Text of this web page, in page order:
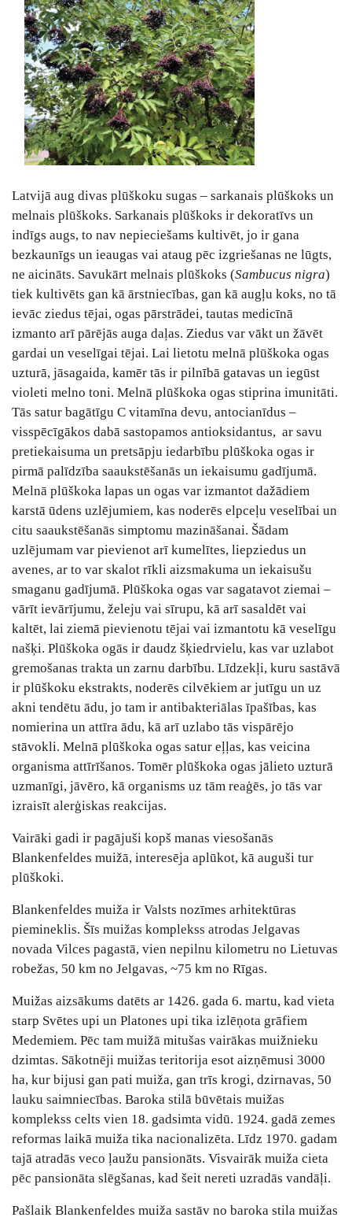
Latvijā aug divas plūškoku sugas – sarkanais plūškoks un
melnais plūškoks. Sarkanais plūškoks ir dekoratīvs un
indīgs augs, to nav nepieciešams kultivēt, jo ir gana
bezkaunīgs un ieaugas vai ataug pēc izgriešanas ne lūgts,
ne aicināts. Savukārt melnais plūškoks (Sambucus nigra)
tiek kultivēts gan kā ārstniecības, gan kā augļu koks, no tā
ievāc ziedus tējai, ogas pārstrādei, tautas medicīnā
izmanto arī pārējās auga daļas. Ziedus var vākt un žāvēt
gardai un veselīgai tējai. Lai lietotu melnā plūškoka ogas
uzturā, jāsagaida, kamēr tās ir pilnībā gatavas un iegūst
violeti melno toni. Melnā plūškoka ogas stiprina imunitāti.
Tās satur bagātīgu C vitamīna devu, antocianīdus –
visspēcīgākos dabā sastopamos antioksidantus, ar savu
pretiekaisuma un pretsāpju iedarbību plūškoka ogas ir
pirmā palīdzība saaukstēšanās un iekaisumu gadījumā.
Melnā plūškoka lapas un ogas var izmantot dažādiem
karstā ūdens uzlējumiem, kas noderēs elpceļu veselībai un
citu saaukstēšanās simptomu mazināšanai. Šādam
uzlējumam var pievienot arī kumelītes, liepziedus un
avenes, ar to var skalot rīkli aizsmakuma un iekaisušu
smaganu gadījumā. Plūškoka ogas var sagatavot ziemai –
vārīt ievārījumu, želeju vai sīrupu, kā arī sasaldēt vai
kaltēt, lai ziemā pievienotu tējai vai izmantotu kā veselīgu
našķi. Plūškoka ogās ir daudz šķiedrvielu, kas var uzlabot
gremošanas trakta un zarnu darbību. Līdzekļi, kuru sastāvā
ir plūškoku ekstrakts, noderēs cilvēkiem ar jutīgu un uz
akni tendētu ādu, jo tam ir antibakteriālas īpašības, kas
nomierina un attīra ādu, kā arī uzlabo tās vispārējo
stāvokli. Melnā plūškoka ogas satur eļļas, kas veicina
organisma attīrīšanos. Tomēr plūškoka ogas jālieto uzturā
uzmanīgi, jāvēro, kā organisms uz tām reaģēs, jo tās var
izraisīt alerģiskas reakcijas.
Vairāki gadi ir pagājuši kopš manas viesošanās
Blankenfeldes muižā, interesēja aplūkot, kā auguši tur
plūškoki.
Blankenfeldes muiža ir Valsts nozīmes arhitektūras
piemineklis. Šīs muižas komplekss atrodas Jelgavas
novada Vilces pagastā, vien nepilnu kilometru no Lietuvas
robežas, 50 km no Jelgavas, ~75 km no Rīgas.
Muižas aizsākums datēts ar 1426. gada 6. martu, kad vieta
starp Svētes upi un Platones upi tika izlēņota grāfiem
Medemiem. Pēc tam muižā mitušas vairākas muižnieku
dzimtas. Sākotnēji muižas teritorija esot aizņēmusi 3000
ha, kur bijusi gan pati muiža, gan trīs krogi, dzirnavas, 50
lauku saimniecības. Baroka stilā būvētais muižas
komplekss celts vien 18. gadsimta vidū. 1924. gadā zemes
reformas laikā muiža tika nacionalizēta. Līdz 1970. gadam
tajā atradās veco ļaužu pansionāts. Visvairāk muiža cieta
pēc pansionāta slēgšanas, kad šeit nereti uzradās vandāļi.
Pašlaik Blankenfeldes muiža sastāv no baroka stila muižas